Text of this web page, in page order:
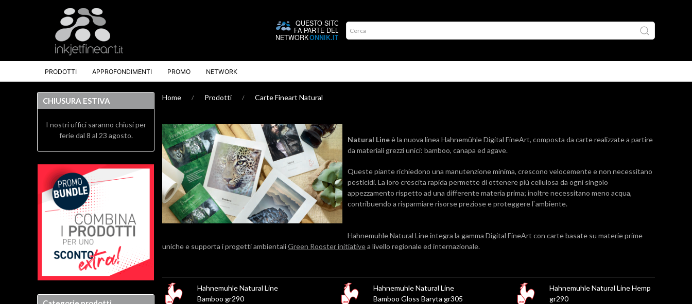
PRODOTTI APPROFONDIMENTI PROMO NETWORK
Home Prodotti Carte Fineart Natural
Natural Lineè la nuova linea Hahnemühle Digital FineArt, composta da carte realizzate a partire
da materiali grezzi unici: bamboo, canapa ed agave.
Queste piante richiedono una manutenzione minima, crescono velocemente e non necessitano
pesticidi. La loro crescita rapida permette di ottenere più cellulosa da ogni singolo
appezzamento rispetto ad una differente materia prima; inoltre necessitano meno acqua,
contribuendo a risparmiare risorse preziose e proteggere l`ambiente.
Hahnemuhle Natural Line integra la gamma Digital FineArt con carte basate su materie prime
uniche e supporta i progetti ambientaliGreen Rooster initiativea livello regionale ed internazionale.
Hahnemuhle Natural Line
Bamboo gr290
Hahnemuhle Natural Line
Bamboo Gloss Baryta gr305
Hahnemuhle Natural Line Hemp
gr290
CHIUSURA ESTIVA
I nostri uffici saranno chiusi per
ferie dal 8 al 23 agosto.